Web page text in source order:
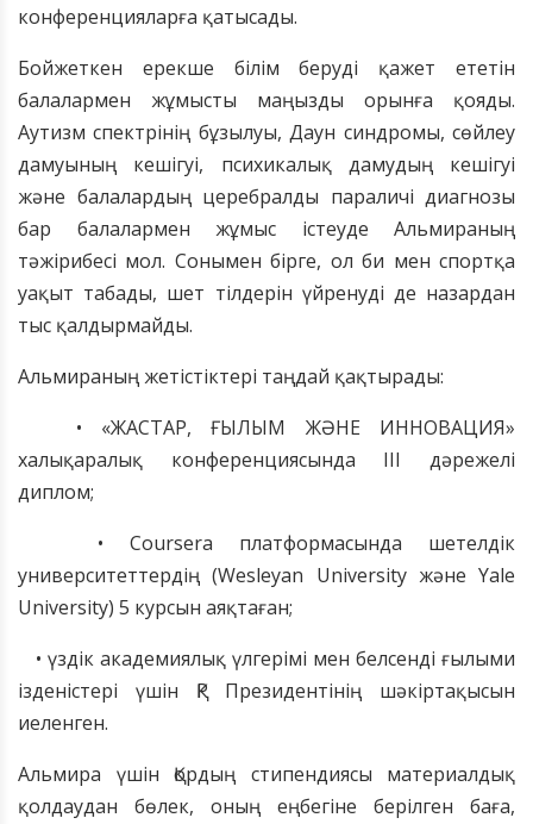
конференцияларға қатысады.
Бойжеткен ерекше білім беруді қажет ететін
балалармен жұмысты маңызды орынға қояды.
Аутизм спектрінің бұзылуы, Даун синдромы, сөйлеу
дамуының кешігуі, психикалық дамудың кешігуі
және балалардың церебралды параличі диагнозы
бар балалармен жұмыс істеуде Альмираның
тәжірибесі мол. Сонымен бірге, ол би мен спортқа
уақыт табады, шет тілдерін үйренуді де назардан
тыс қалдырмайды.
Альмираның жетістіктері таңдай қақтырады:
• «ЖАСТАР, ҒЫЛЫМ ЖӘНЕ ИННОВАЦИЯ»
халықаралық конференциясында III дәрежелі
диплом;
• Coursera платформасында шетелдік
университеттердің (Wesleyan University және Yale
University) 5 курсын аяқтаған;
• үздік академиялық үлгерімі мен белсенді ғылыми
ізденістері үшін ҚР Президентінің шәкіртақысын
иеленген.
Альмира үшін Қордың стипендиясы материалдық
қолдаудан бөлек, оның еңбегіне берілген баға,